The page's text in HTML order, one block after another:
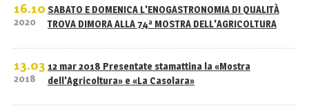
16.10
2020
SABATO E DOMENICA L'ENOGASTRONOMIA DI QUALITÀ
TROVA DIMORA ALLA 74ª MOSTRA DELL'AGRICOLTURA
13.03
2018
12 mar 2018 Presentate stamattina la «Mostra
dell'Agricoltura» e «La Casolara»